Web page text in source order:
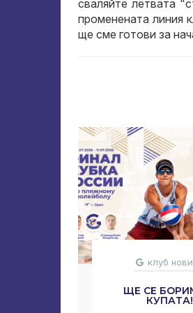
сваляйте летвата
променената линия
ще сме готови за
клуб
ЩЕ СЕ
КУПАТА!